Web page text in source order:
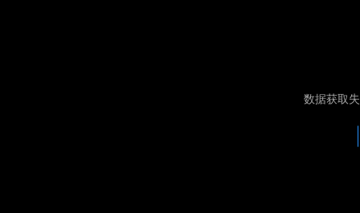
数据获取